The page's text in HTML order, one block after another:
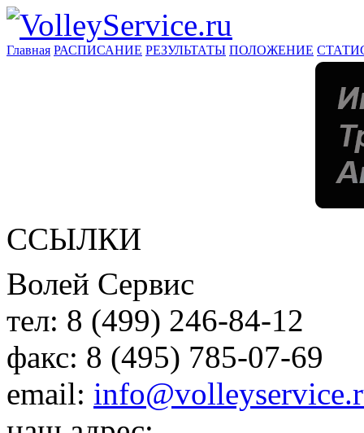
Главная РАСПИСАНИЕ РЕЗУЛЬТАТЫ ПОЛОЖЕНИЕ
ССЫЛКИ
Волей Сервис
тел: 8 (499) 246-84-12
факс: 8 (495) 785-07-69
email: